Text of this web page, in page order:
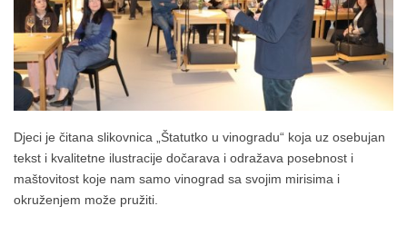
Djeci je čitana slikovnica „Štatutko u vinogradu“ koja uz osebujan
tekst i kvalitetne ilustracije dočarava i odražava posebnost i
maštovitost koje nam samo vinograd sa svojim mirisima i
okruženjem može pružiti.